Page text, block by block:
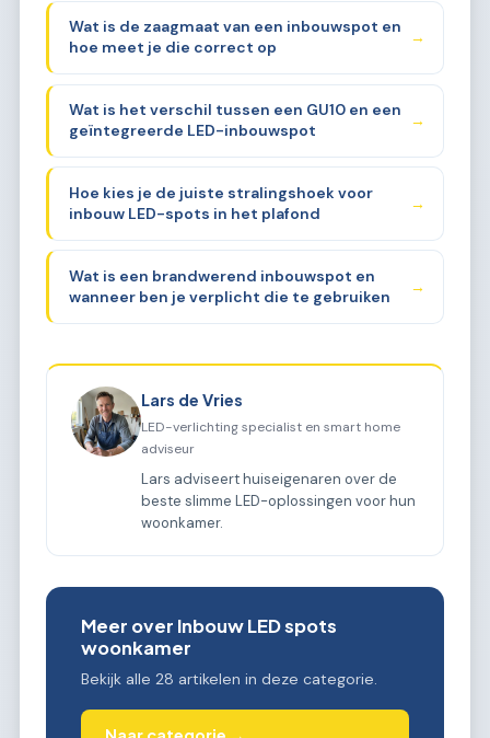
Wat is de zaagmaat van een inbouwspot en
hoe meet je die correct op
→
Wat is het verschil tussen een GU10 en een
geïntegreerde LED-inbouwspot
→
Hoe kies je de juiste stralingshoek voor
inbouw LED-spots in het plafond
→
Wat is een brandwerend inbouwspot en
wanneer ben je verplicht die te gebruiken
→
Lars de Vries
LED-verlichting specialist en smart home
adviseur
Lars adviseert huiseigenaren over de
beste slimme LED-oplossingen voor hun
woonkamer.
Meer over Inbouw LED spots
woonkamer
Bekijk alle 28 artikelen in deze categorie.